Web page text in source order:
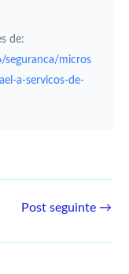
de:
micros
a-servicos-de-
Post seguinte →